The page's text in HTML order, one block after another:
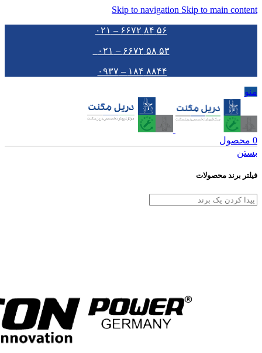
Skip to navigation Skip to main content
۵۶ ۸۴ ۶۶۷۲ – ۰۲۱
۵۳ ۵۸ ۶۶۷۲ – ۰۲۱
۸۸۴۴ ۱۸۴ – ۰۹۳۷
منو
0 محصول
بستن
فیلتر برند محصولات